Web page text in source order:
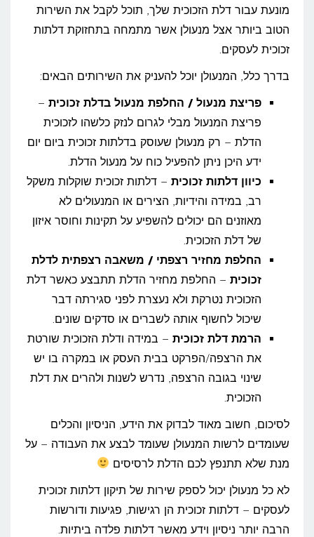
מונעת עבור דלת הזכוכית שלך, תוכל לקבל את השירות
הטוב ביותר אצל מנעולן אשר מתמחה בתחזוקת דלתות
זכוכית לעסקים.
בדרך כלל, המנעולן יוכל להעניק את השירותים הבאים:
פריצת מנעול / החלפת מנעול בדלת זכוכית –
פריצת המנעול מבלי לגרום לנזק כלשהו לזכוכית
הדלת – רק מנעולן שעוסק בדלתות זכוכית ביום יום
ידע היכן ניתן להפעיל כוח על מנעול הדלת.
כיוון דלתות זכוכית – דלתות זכוכית שוקלות משקל
רב, במידה והידיות, הצירים או המנעולים לא
מאוזנים הם יכולים להשפיע על תקינות וחוסר איזון
של דלת הזכוכית.
החלפת מחזיר רצפתי / משאבה רצפתית לדלת
זכוכית – החלפת מחזיר הדלת תתבצע כאשר דלת
הזכוכית נטרקת ולא נעצרת לפני סגירתה דבר
שיכול לחשוף אותה לשברים או סדקים שונים.
הרמת דלת זכוכית – במידה ודלת הזכוכית שורטת
את הרצפה/הפרקט בבית העסק או במקרה בו יש
שינוי בגובה הרצפה, נדרש לשנות ולהרים את דלת
הזכוכית.
לסיכום, חשוב מאוד לבדוק את הידע, הניסיון והכלים
שעומדים לרשות המנעולן שעומד לבצע את העבודה – על
מנת שלא תתנפץ לכם הדלת לרסיסים
לא כל מנעולן יכול לספק שירות של תיקון דלתות זכוכית
לעסקים – דלתות זכוכית הן רגישות, פגיעות ודורשות
הרבה יותר ניסיון וידע מאשר דלתות פלדה ביתיות.